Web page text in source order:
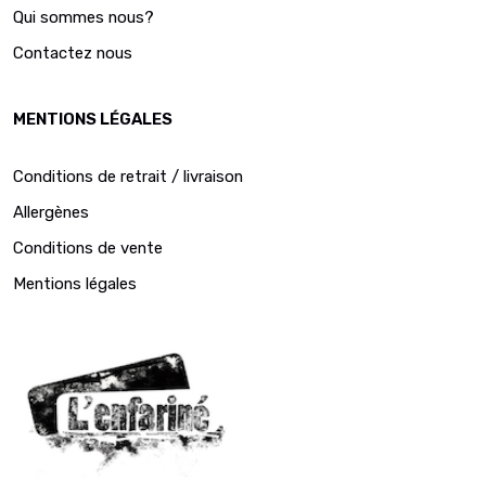
Qui sommes nous?
Contactez nous
MENTIONS LÉGALES
Conditions de retrait / livraison
Allergènes
Conditions de vente
Mentions légales